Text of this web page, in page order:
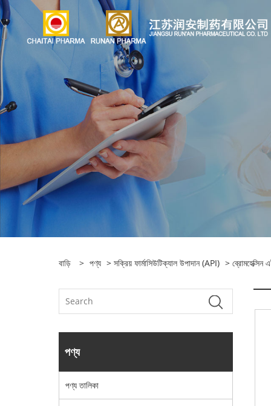
বাড়ি > পণ্য > সক্রিয় ফার্মাসিউটিক্যাল উপাদান (API) > ব্রোমহেক্সিন
পণ্য
পণ্য তালিকা